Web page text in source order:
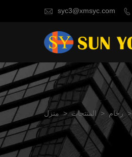
 syc3@xmsyc.com 
منزل > المنتجات > رخام >